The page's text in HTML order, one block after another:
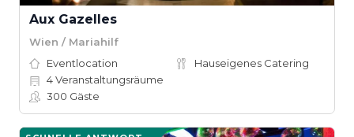
Aux Gazelles
Wien / Mariahilf
Eventlocation
Hauseigenes Catering
4Veranstaltungsräume
300 Gäste